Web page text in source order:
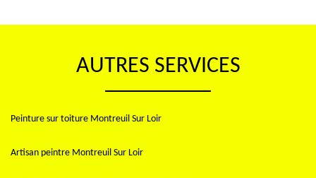
AUTRES SERVICES
Peinture sur toiture Montreuil Sur Loir
Artisan peintre Montreuil Sur Loir